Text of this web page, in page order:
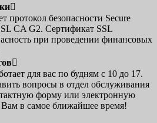

протокол безопасности Secure
CA G2. Сертификат SSL
при проведении финансовых

для вас по будням с 10 до 17.
вопросы в отдел обслуживания
форму или электронную
в самое ближайшее время!